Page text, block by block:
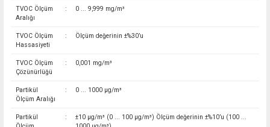
TVOC Ölçüm
Aralığı
: 0 ... 9,999 mg/m³
TVOC Ölçüm
Hassasiyeti
: Ölçüm değerinin ±%30’u
TVOC Ölçüm
Çözünürlüğü
: 0,001 mg/m³
Partikül
Ölçüm Aralığı
: 0 ... 1000 µg/m³
Partikül
:
±10 µg/m³ (0 ... 100 µg/m³) Ölçüm değerinin ±%10’u (100 ...